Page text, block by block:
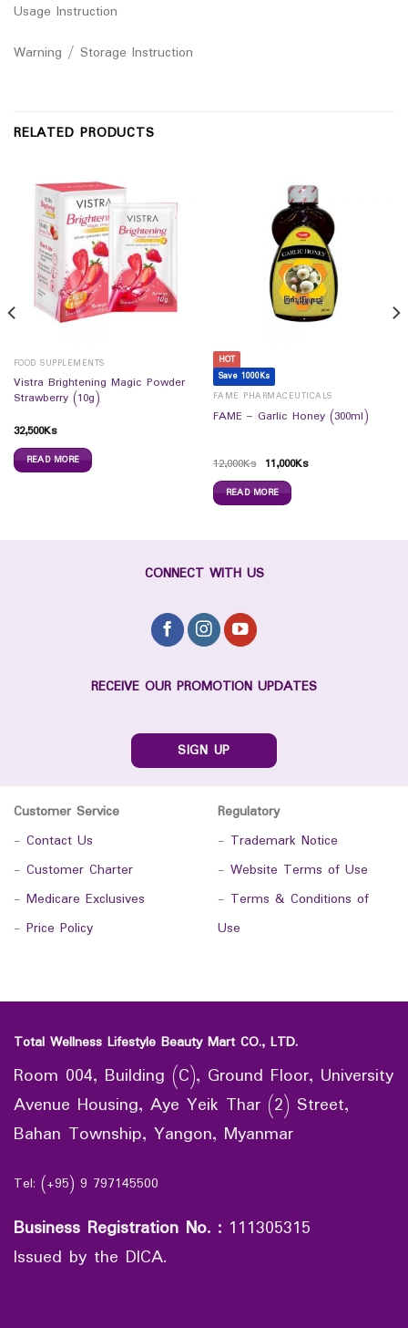
Usage Instruction
Warning / Storage Instruction
RELATED PRODUCTS
FOOD SUPPLEMENTS
Vistra Brightening Magic Powder
Strawberry (10g)
32,500Ks
READ MORE
HOT
Save 1000Ks
FAME PHARMACEUTICALS
FAME – Garlic Honey (300ml)
12,000Ks 11,000Ks
READ MORE
CONNECT WITH US
RECEIVE OUR PROMOTION UPDATES
SIGN UP
Customer Service
- Contact Us
- Customer Charter
- Medicare Exclusives
- Price Policy
Regulatory
- Trademark Notice
- Website Terms of Use
- Terms & Conditions of
Use
Total Wellness Lifestyle Beauty Mart CO., LTD.
Room 004, Building (C), Ground Floor, University
Avenue Housing, Aye Yeik Thar (2) Street,
Bahan Township, Yangon, Myanmar
Tel: (+95) 9 797145500
Business Registration No. : 111305315
Issued by the DICA.